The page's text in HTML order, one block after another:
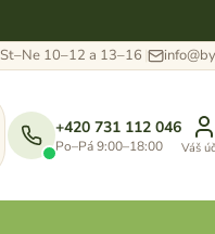
St–Ne 10–12 a 13–16
+420 731 112 046
Po–Pá 9:00–18:00 Váš